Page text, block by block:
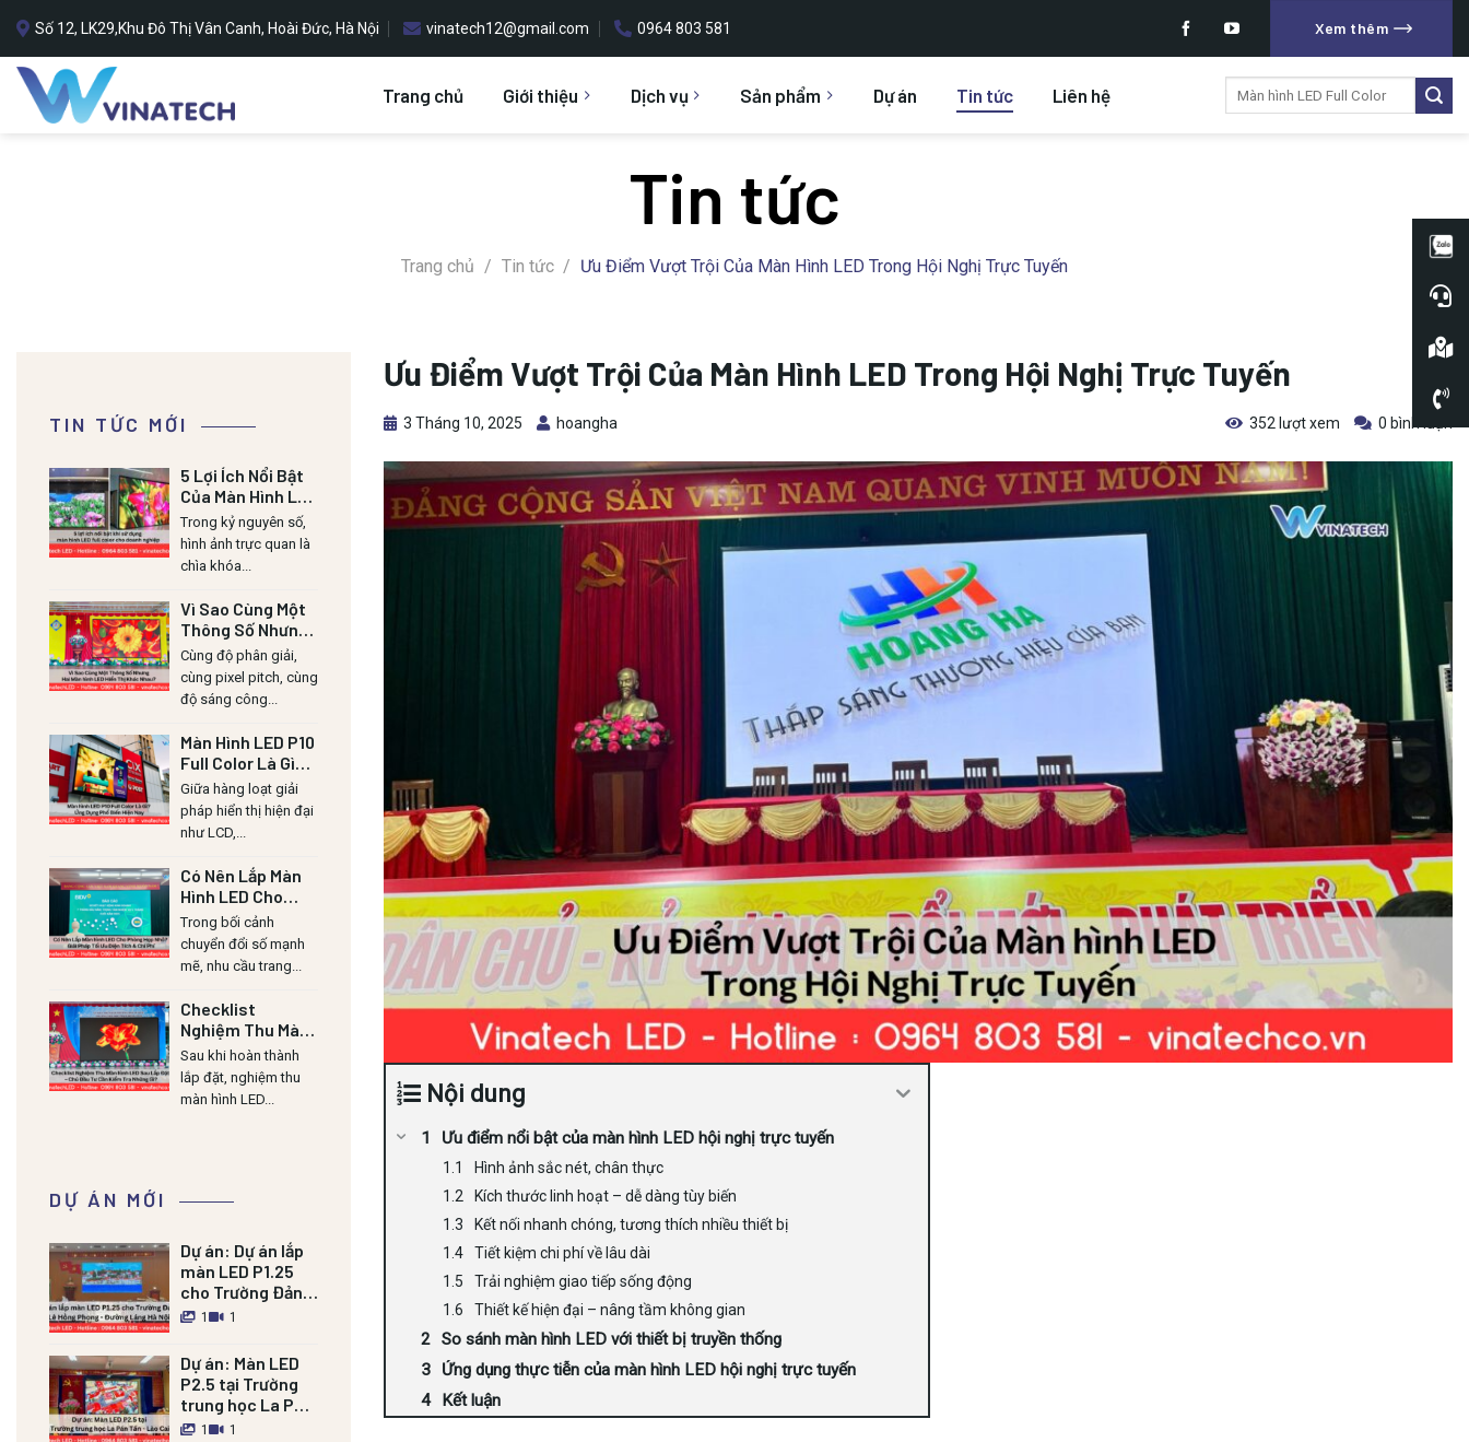
qua
nội
dung
Số 12, LK29,Khu Đô Thị Vân Canh, Hoài Đức, Hà Nội vinatech12@gmail.com 0964 803 581 Xem thêm
Trang chủ Giới thiệu Dịch vụ Sản phẩm Dự án Tin tức Liên hệ
Tin tức
Trang chủ / Tin tức / Ưu Điểm Vượt Trội Của Màn Hình LED Trong Hội Nghị Trực Tuyến
TIN TỨC MỚI
5 Lợi Ích Nổi Bật
Của Màn Hình LED
Lull Color Cho
Doanh Nghiệp
Trong kỷ nguyên số,
hình ảnh trực quan là
chìa khóa...
Vì Sao Cùng Một
Thông Số Nhưng
Hai Màn Hình LED
Hiển Thị Khác
Nhau?
Cùng độ phân giải,
cùng pixel pitch, cùng
độ sáng công...
Màn Hình LED P10
Full Color Là Gì?
Ứng Dụng Phổ
Biến Hiện Nay
Giữa hàng loạt giải
pháp hiển thị hiện đại
như LCD,...
Có Nên Lắp Màn
Hình LED Cho
Phòng Họp Nhỏ?
Giải Pháp Tối Ưu
Diện Tích & Chi
Phí
Trong bối cảnh
chuyển đổi số mạnh
mẽ, nhu cầu trang...
Checklist
Nghiệm Thu Màn
Hình LED Sau Lắp
Đặt – Chủ Đầu Tư
Cần Kiểm Tra
Sau khi hoàn thành
lắp đặt, nghiệm thu
màn hình LED...
DỰ ÁN MỚI
Dự án: Dự án lắp
màn LED P1.25
cho Trường Đảng
Lê Hồng Phong –
1 1
Dự án: Màn LED
P2.5 tại Trường
trung học La Pán
Tẩn – Lào Cai
1 1
Ưu Điểm Vượt Trội Của Màn Hình LED Trong Hội Nghị Trực Tuyến
3 Tháng 10, 2025 hoangha 352 lượt xem 0 bình luận
Nội dung
Ưu điểm nổi bật của màn hình LED hội nghị trực tuyến
Hình ảnh sắc nét, chân thực
Kích thước linh hoạt – dễ dàng tùy biến
Kết nối nhanh chóng, tương thích nhiều thiết bị
Tiết kiệm chi phí về lâu dài
Trải nghiệm giao tiếp sống động
Thiết kế hiện đại – nâng tầm không gian
So sánh màn hình LED với thiết bị truyền thống
Ứng dụng thực tiễn của màn hình LED hội nghị trực tuyến
Kết luận